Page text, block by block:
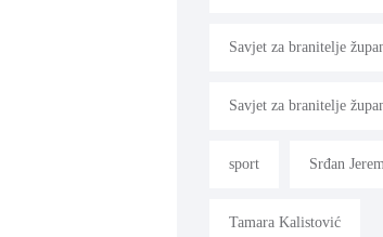
Savjet za branitelje
Savjet za branitelje
sport Srđan
Tamara Kalistović